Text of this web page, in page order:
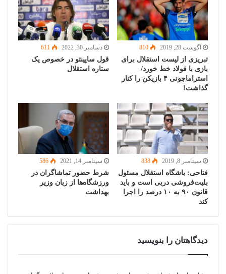
آگوست 28, 2019 810
تبریزی از لیست استقلال برای
بازی با فولاد خط خورد/
استراماچونی ۴ بازیکن را کنار
گذاشت!
دسامبر 30, 2022 611
قول ساپینتو در خصوص یک
ستاره استقلال
سپتامبر 8, 2019 838
فتاحی: باشگاه استقلال مسئول
بلیت‌‌فروشی دربی است و باید
قانون ۹۰ به ۱۰ درصد را اجرا
کند
سپتامبر 14, 2021 586
شرط حضور تماشاگران در
ورزشگاه‌ها از زبان وزیر
بهداشت
دیدگاهتان را بنویسید